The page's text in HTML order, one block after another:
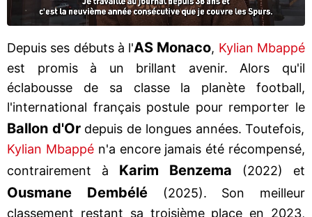
Depuis ses débuts à l'AS Monaco, Kylian Mbappé
est promis à un brillant avenir. Alors qu'il
éclabousse de sa classe la planète football,
l'international français postule pour remporter le
Ballon d'Ordepuis de longues années. Toutefois,
Kylian Mbappén'a encore jamais été récompensé,
contrairement à Karim Benzema (2022) et
Ousmane Dembélé
(2025). Son meilleur
classement restant sa troisième place en 2023,